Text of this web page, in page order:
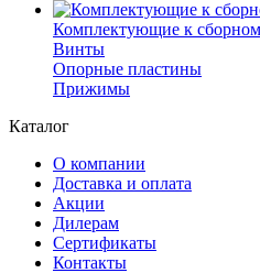
Комплектующие к
Винты
Опорные пластины
Прижимы
Каталог
О компании
Доставка и оплата
Акции
Дилерам
Сертификаты
Контакты